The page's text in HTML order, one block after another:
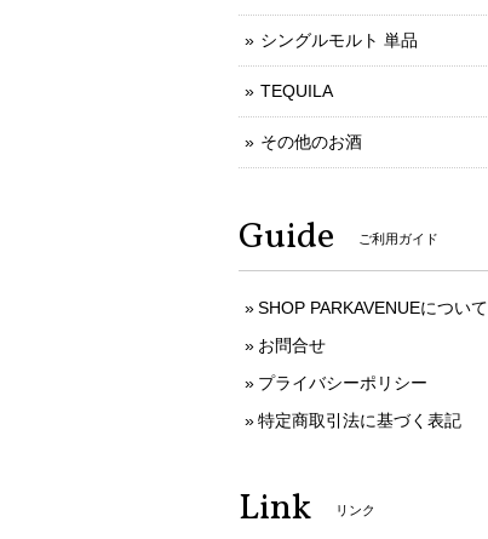
シングルモルト 単品
TEQUILA
その他のお酒
Guide ご利用ガイド
SHOP PARKAVENUEについて
お問合せ
プライバシーポリシー
特定商取引法に基づく表記
Link リンク